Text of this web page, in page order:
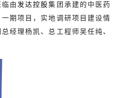
临由发达控股集团承建的中医药
期项目，实地调研项目建设情
经理杨凯、总工程师吴任纯、